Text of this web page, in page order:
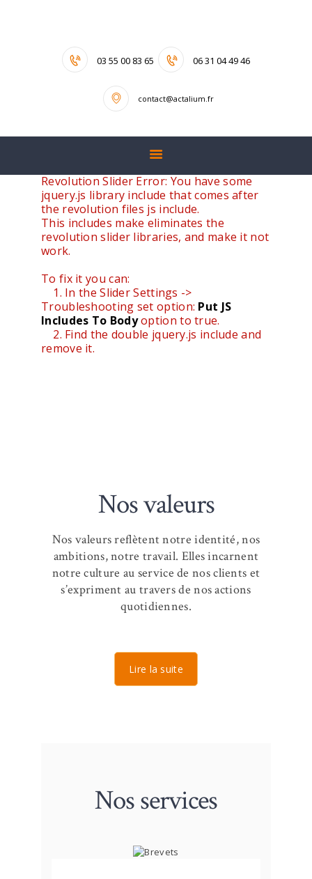
03 55 00 83 65 06 31 04 49 46
contact@actalium.fr
INTERLOCUTEURS
NOS SERVICES
ACTUALITÉS
CONTACT
Revolution Slider Error: You have some
jquery.js library include that comes after
the revolution files js include.
This includes make eliminates the
revolution slider libraries, and make it not
work.
To fix it you can:
1. In the Slider Settings ->
Troubleshooting set option: Put JS
Includes To Bodyoption to true.
2. Find the double jquery.js include and
remove it.
Nos valeurs
Nos valeurs reflètent notre identité, nos
ambitions, notre travail. Elles incarnent
notre culture au service de nos clients et
s’expriment au travers de nos actions
quotidiennes.
Lire la suite
Nos services